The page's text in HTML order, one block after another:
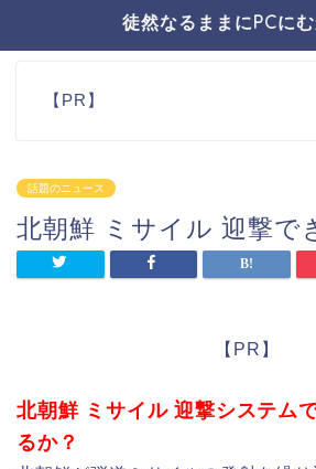
徒然なるままにPCに
【PR】
話題のニュース
北朝鮮 ミサイル 迎撃で
【PR】
北朝鮮 ミサイル 迎撃システム
るか？